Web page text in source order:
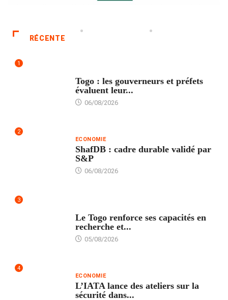
RÉCENTE
1
Togo : les gouverneurs et préfets
évaluent leur...
06/08/2026
2
ECONOMIE
ShafDB : cadre durable validé par
S&P
06/08/2026
3
Le Togo renforce ses capacités en
recherche et...
05/08/2026
4
ECONOMIE
L’IATA lance des ateliers sur la
sécurité dans...